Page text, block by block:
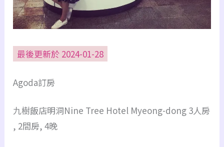
最後更新於 2024-01-28
Agoda訂房
九樹飯店明洞Nine Tree Hotel Myeong-dong 3人房
, 2間房, 4晚